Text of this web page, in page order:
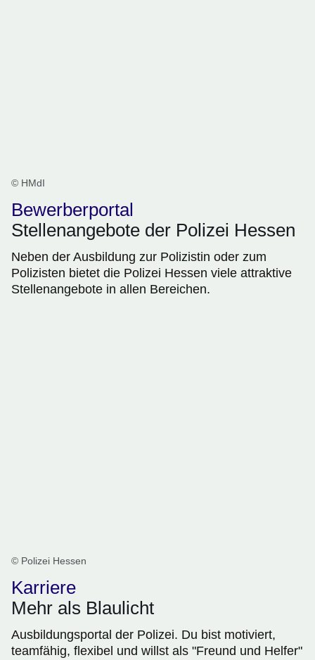
© HMdI
Bewerberportal
Stellenangebote der Polizei Hessen
Neben der Ausbildung zur Polizistin oder zum
Polizisten bietet die Polizei Hessen viele attraktive
Stellenangebote in allen Bereichen.
© Polizei Hessen
Karriere
Mehr als Blaulicht
Ausbildungsportal der Polizei. Du bist motiviert,
teamfähig, flexibel und willst als "Freund und Helfer"